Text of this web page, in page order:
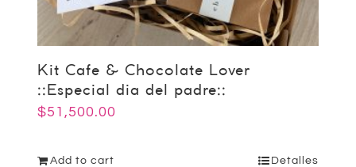
Kit Cafe & Chocolate Lover
::Especial dia del padre::
$51,500.00
Add to cart Detalles